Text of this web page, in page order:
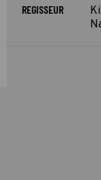
REGISSEUR